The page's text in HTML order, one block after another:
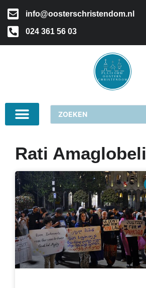
info@oosterschristendom.nl
024 361 56 03
Rati Amaglobeli